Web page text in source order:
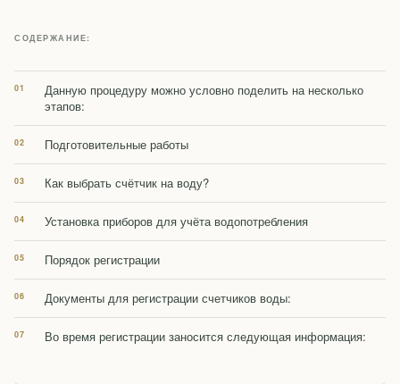
СОДЕРЖАНИЕ:
Данную процедуру можно условно поделить на несколько
этапов:
Подготовительные работы
Как выбрать счётчик на воду?
Установка приборов для учёта водопотребления
Порядок регистрации
Документы для регистрации счетчиков воды:
Во время регистрации заносится следующая информация: